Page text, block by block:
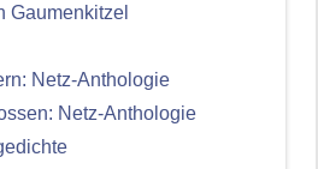
Gaumenkitzel
Netz-Anthologie
Netz-Anthologie